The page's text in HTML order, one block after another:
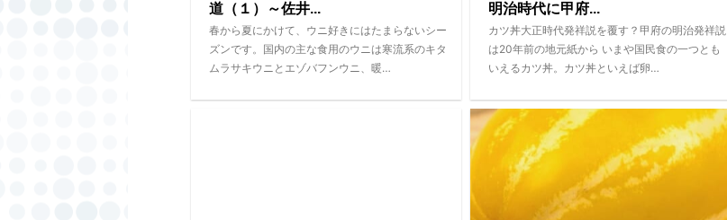
道（１）～佐井...
春から夏にかけて、ウニ好きにはたまらないシー
ズンです。国内の主な食用のウニは寒流系のキタ
ムラサキウニとエゾバフンウニ、暖…
明治時代に甲府...
カツ丼大正時代発祥説を覆す？甲府の明治発祥説
は20年前の地元紙から いまや国民食の一つとも
いえるカツ丼。カツ丼といえば卵…